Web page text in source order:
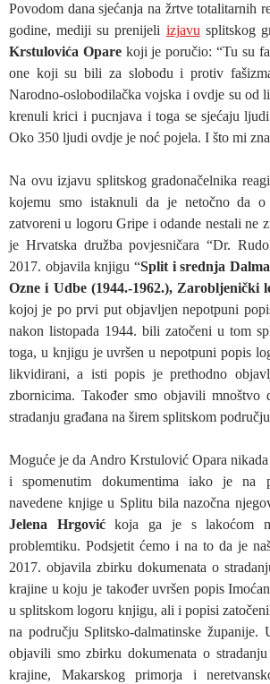
Povodom dana sjećanja na žrtve totalitarnih
godine, mediji su prenijeli izjavu splitskog
Krstulovića Oparekoji je poručio: “Tu su
one koji su bili za slobodu i protiv
Narodno-oslobodilačka vojska i ovdje su od
krenuli krici i pucnjava i toga se sjećaju
Oko 350 ljudi ovdje je noć pojela. I što mi
Na ovu izjavu splitskog gradonačelnika
kojemu smo istaknuli da je netočno da
zatvoreni u logoru Gripe i odande nestali ne
je Hrvatska družba povjesničara “Dr.
2017. objavila knjigu “Split i srednja
Ozne i Udbe (1944.-1962.), Zarobljenički
kojoj je po prvi put objavljen nepotpuni
nakon listopada 1944. bili zatočeni u tom
toga, u knjigu je uvršen u nepotpuni popis
likvidirani, a isti popis je prethodno
zbornicima. Također smo objavili mnoštvo
stradanju građana na širem splitskom
Moguće je da Andro Krstulović Opara
i spomenutim dokumentima iako je na
navedene knjige u Splitu bila nazočna
Jelena Hrgovićkoja ga je s lakoćom
problemtiku. Podsjetit ćemo i na to da je
2017. objavila zbirku dokumenata o
krajine u koju je također uvršen popis
u splitskom logoru knjigu, ali i popisi
na području Splitsko-dalmatinske županije.
objavili smo zbirku dokumenata o
krajine, Makarskog primorja i